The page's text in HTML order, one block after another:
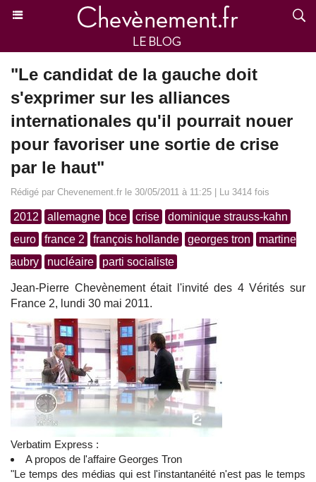
"Le candidat de la gauche doit
s'exprimer sur les alliances
internationales qu'il pourrait nouer
pour favoriser une sortie de crise
par le haut"
Rédigé par Chevenement.fr le 30/05/2011 à 11:25 | Lu 3414 fois
2012 allemagne bce crise
dominique strauss-kahn
euro
france 2 françois hollande georges tron
martine
aubry
nucléaire parti socialiste
Jean-Pierre Chevènement était l'invité des 4 Vérités sur
France 2, lundi 30 mai 2011.
Verbatim Express :
A propos de l'affaire Georges Tron
"Le temps des médias qui est l'instantanéité n'est pas le temps